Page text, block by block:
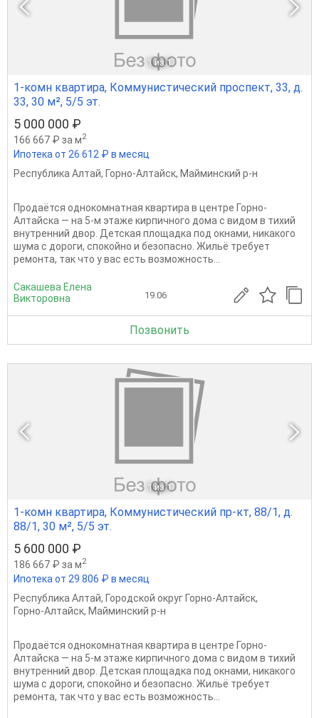
1 из 1
1-комн квартира, Коммунистический проспект, 33, д.
33, 30 м², 5/5 эт.
5 000 000 ₽
166 667 ₽ за м2
Ипотека от 26 612 ₽ в месяц
Республика Алтай, Горно-Алтайск, Майминский р-н
Продаётся однокомнатная квартира в центре Горно-
Алтайска — на 5-м этаже кирпичного дома с видом в тихий
внутренний двор. Детская площадка под окнами, никакого
шума с дороги, спокойно и безопасно. Жильё требует
ремонта, так что у вас есть возможность...
Сакашева Елена
Викторовна
19.06
Позвонить
1 из 1
1-комн квартира, Коммунистический пр-кт, 88/1, д.
88/1, 30 м², 5/5 эт.
5 600 000 ₽
186 667 ₽ за м2
Ипотека от 29 806 ₽ в месяц
Республика Алтай, Городской округ Горно-Алтайск,
Горно-Алтайск, Майминский р-н
Продаётся однокомнатная квартира в центре Горно-
Алтайска — на 5-м этаже кирпичного дома с видом в тихий
внутренний двор. Детская площадка под окнами, никакого
шума с дороги, спокойно и безопасно. Жильё требует
ремонта, так что у вас есть возможность...